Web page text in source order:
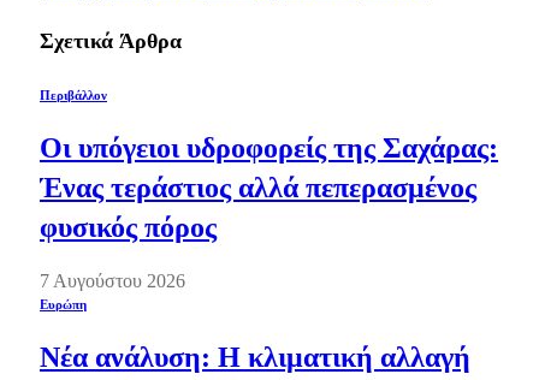
Σχετικά Άρθρα
Περιβάλλον
Οι υπόγειοι υδροφορείς της Σαχάρας:
Ένας τεράστιος αλλά πεπερασμένος
φυσικός πόρος
7 Αυγούστου 2026
Ευρώπη
Νέα ανάλυση: Η κλιματική αλλαγή